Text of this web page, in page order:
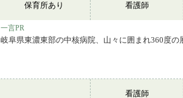
保育所あり 看護師
一言PR
岐阜県東濃東部の中核病院、山々に囲まれ360度の
看護師